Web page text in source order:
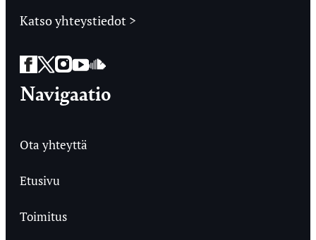
Katso yhteystiedot >
Facebook
Twitter
Instagram
YouTube
SoundCloud
Navigaatio
Ota yhteyttä
Etusivu
Toimitus